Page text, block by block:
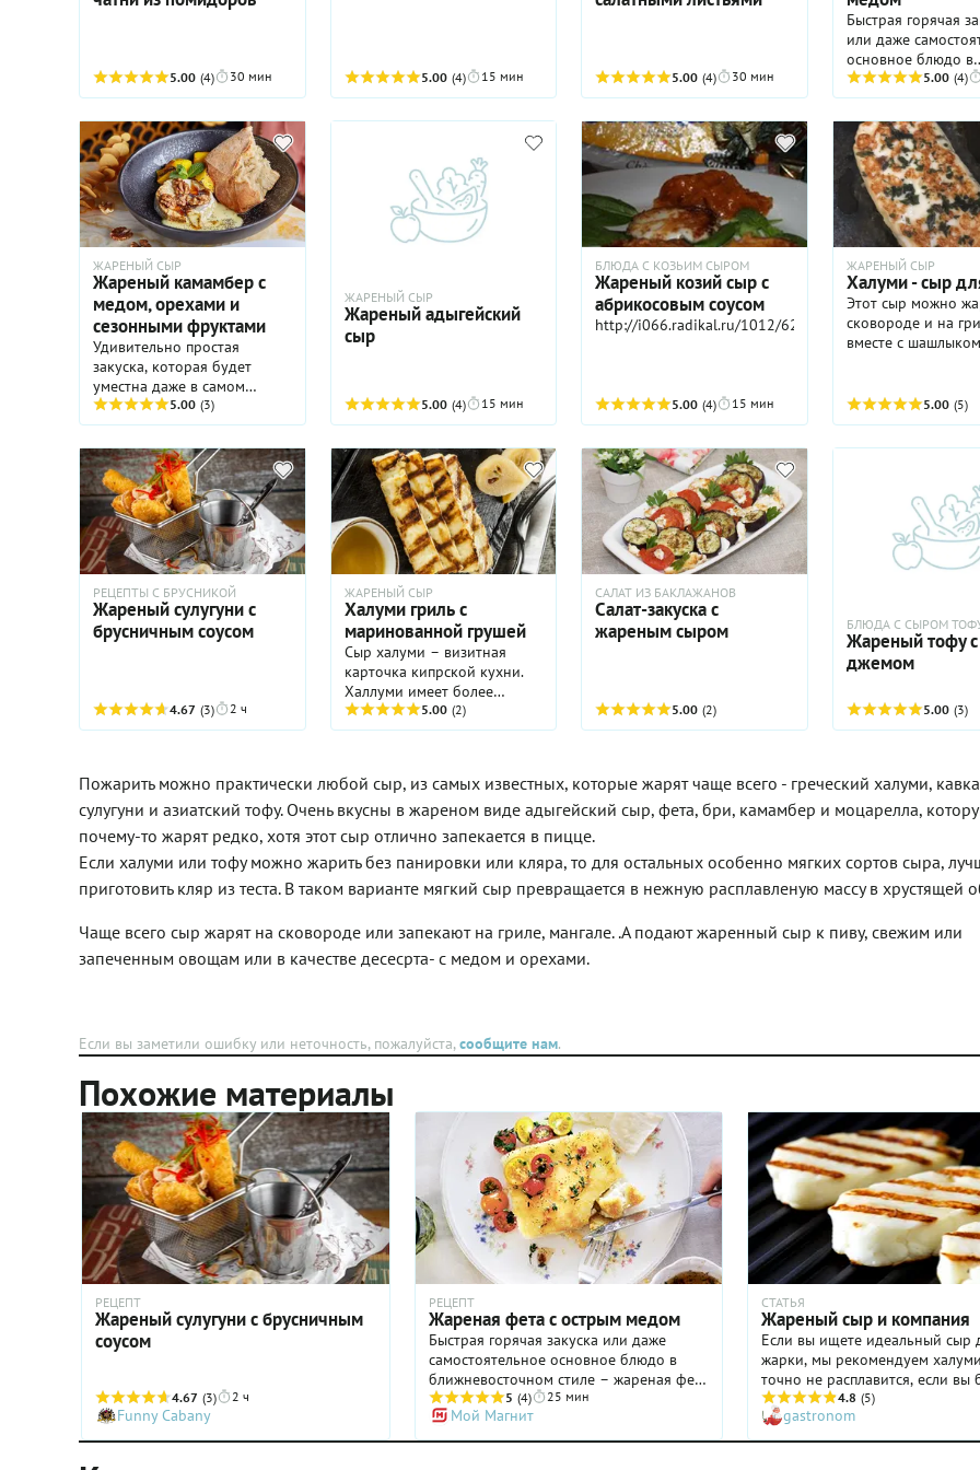
5.00 (4) 30 мин 5.00 (4) 15 мин 5.00 (4) 30 мин
Быстрая горячая
или даже
основное блюдо в
ближневосточном
жареная фета с
медом – никого не
равнодушным.
сыра и меда можно
встретить во
И, кстати, таким
можно
только фету, но и
молодые
например,
плотный тофу
самом деле
таком сочетании
очень хорош. Не
сковороду и масло
чтобы корочка на
образовалась
Заправку из меда,
перца и листочков
можно
– будет даже
дать ей как
настояться.
или хлопьев чили –
другое, будет
дополнять
Небольшой совет:
попробуйте ваши
соком – возможно,
им потребуется
5.00 (4)
ЖАРЕНЫЙ СЫР
Жареный камамбер с
медом, орехами и
сезонными фруктами
Удивительно простая
закуска, которая будет
уместна даже в самом
изысканном обществе. Все
дело - в артистически
подобранных ингредиентах.
Сочетание теплого сыра с
поджаристой корочкой и
текучей сердцевинкой,
хрустящих орехов и
капельки меда - разве это
не настоящая роскошь?
сопровождением к
запеченному камамберу
станет шампанское. Или
5.00 (3)
ЖАРЕНЫЙ СЫР
Жареный адыгейский
сыр
5.00 (4) 15 мин
БЛЮДА С КОЗЬИМ СЫРОМ
Жареный козий сыр с
абрикосовым соусом
http://i066.radikal.ru/1012/62/a3dce7fe664b.jpg
5.00 (4) 15 мин
ЖАРЕНЫЙ СЫР
Халуми - сыр
Этот сыр можно
сковороде и на
вместе с шашлыком
5.00 (5)
РЕЦЕПТЫ С БРУСНИКОЙ
Жареный сулугуни с
брусничным соусом
4.67 (3) 2 ч
ЖАРЕНЫЙ СЫР
Халуми гриль с
маринованной грушей
Сыр халуми – визитная
карточка кипрской кухни.
Халлуми имеет более
высокую температуру
плавления, чем привычные
обжарить на решетке
мангала или на сковороде
гриль, предварительно
сбрызнутой оливковым
маслом. После обжарки
халлуми можно посыпать
тимьяном, орегано или
мятой. Этот сыр хорошо
сочетается с овощами и
Заварницин предлагает
маринованной грушей.
5.00 (2)
САЛАТ ИЗ БАКЛАЖАНОВ
Салат-закуска с
жареным сыром
5.00 (2)
БЛЮДА С СЫРОМ
Жареный тофу с
джемом
5.00 (3)
Пожарить можно практически любой сыр, из самых известных, которые жарят чаще всего - греческий халуми,
сулугуни и азиатский тофу. Очень вкусны в жареном виде адыгейский сыр, фета, бри, камамбер и моцарелла,
почему-то жарят редко, хотя этот сыр отлично запекается в пицце.
Если халуми или тофу можно жарить без панировки или кляра, то для остальных особенно мягких сортов сыра,
приготовить кляр из теста. В таком варианте мягкий сыр превращается в нежную расплавленую массу в хрустящей
Чаще всего сыр жарят на сковороде или запекают на гриле, мангале. .А подают жаренный сыр к пиву, свежим или
запеченным овощам или в качестве десесрта- с медом и орехами.
Если вы заметили ошибку или неточность, пожалуйста,сообщите нам.
Похожие материалы
РЕЦЕПТ
Жареный сулугуни с брусничным
соусом
4.67 (3) 2 ч
Funny Cabany
РЕЦЕПТ
Жареная фета с острым медом
Быстрая горячая закуска или даже
самостоятельное основное блюдо в
ближневосточном стиле – жареная фета
с острым медом – никого не оставит
равнодушным. Сочетание сыра и меда
можно встретить во многих кухнях. И,
5 (4) 25 мин
Мой Магнит
СТАТЬЯ
Жареный сыр и компания
Если вы ищете идеальный сыр
жарки, мы рекомендуем
точно не расплавится, если вы
правильно его готовить. И
подойдет для необычного
салата.
4.8 (5)
gastronom